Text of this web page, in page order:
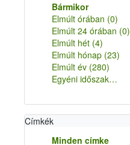
Bármikor
Elmúlt órában (0)
Elmúlt 24 órában (0)
Elmúlt hét (4)
Elmúlt hónap (23)
Elmúlt év (280)
Egyéni időszak…
Címkék
Minden címke